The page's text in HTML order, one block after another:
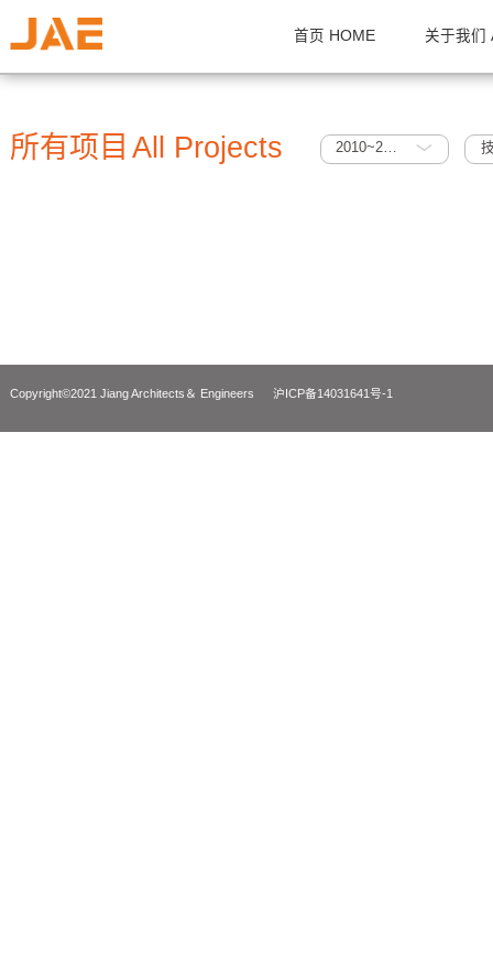
首页 HOME 关
所有项目 All Projects 2010~2015
Copyright©2021 Jiang Architects＆ Engineers 沪ICP备14031641号-1